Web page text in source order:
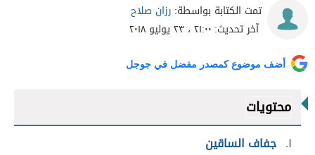
تمت الكتابة بواسطة: رزان صلاح
آخر تحديث: ٢١:٠٠ ، ٢٣ يوليو ٢٠١٨
أضف موضوع كمصدر مفضل في جوجل
محتويات
١ جفاف الساقين